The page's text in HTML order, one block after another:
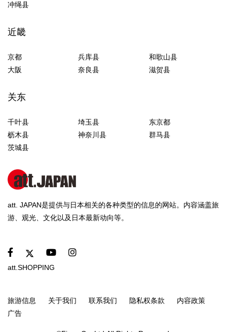
冲绳县
近畿
京都 兵库县
和歌山县
大阪
奈良县 滋贺县
关东
千叶县 埼玉县
东京都
枥木县
神奈川县
群马县
茨城县
att. JAPAN是提供与日本相关的各种类型的信息的网站。内容涵盖旅
游、观光、文化以及日本最新动向等。
att.SHOPPING
旅游信息 关于我们 联系我们 隐私权条款
内容政策
广告